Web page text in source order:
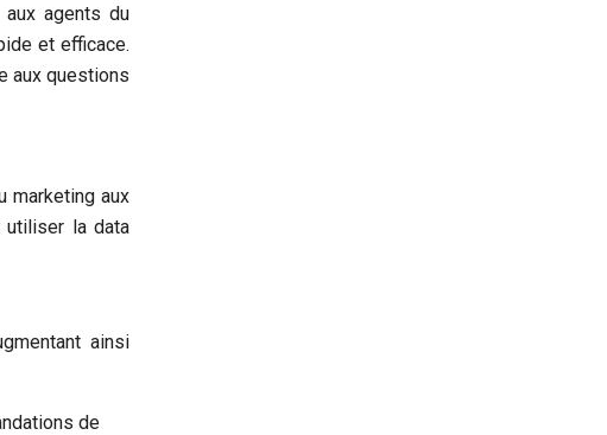
agents du
et efficace.
aux questions
marketing aux
utiliser la data
ainsi
de